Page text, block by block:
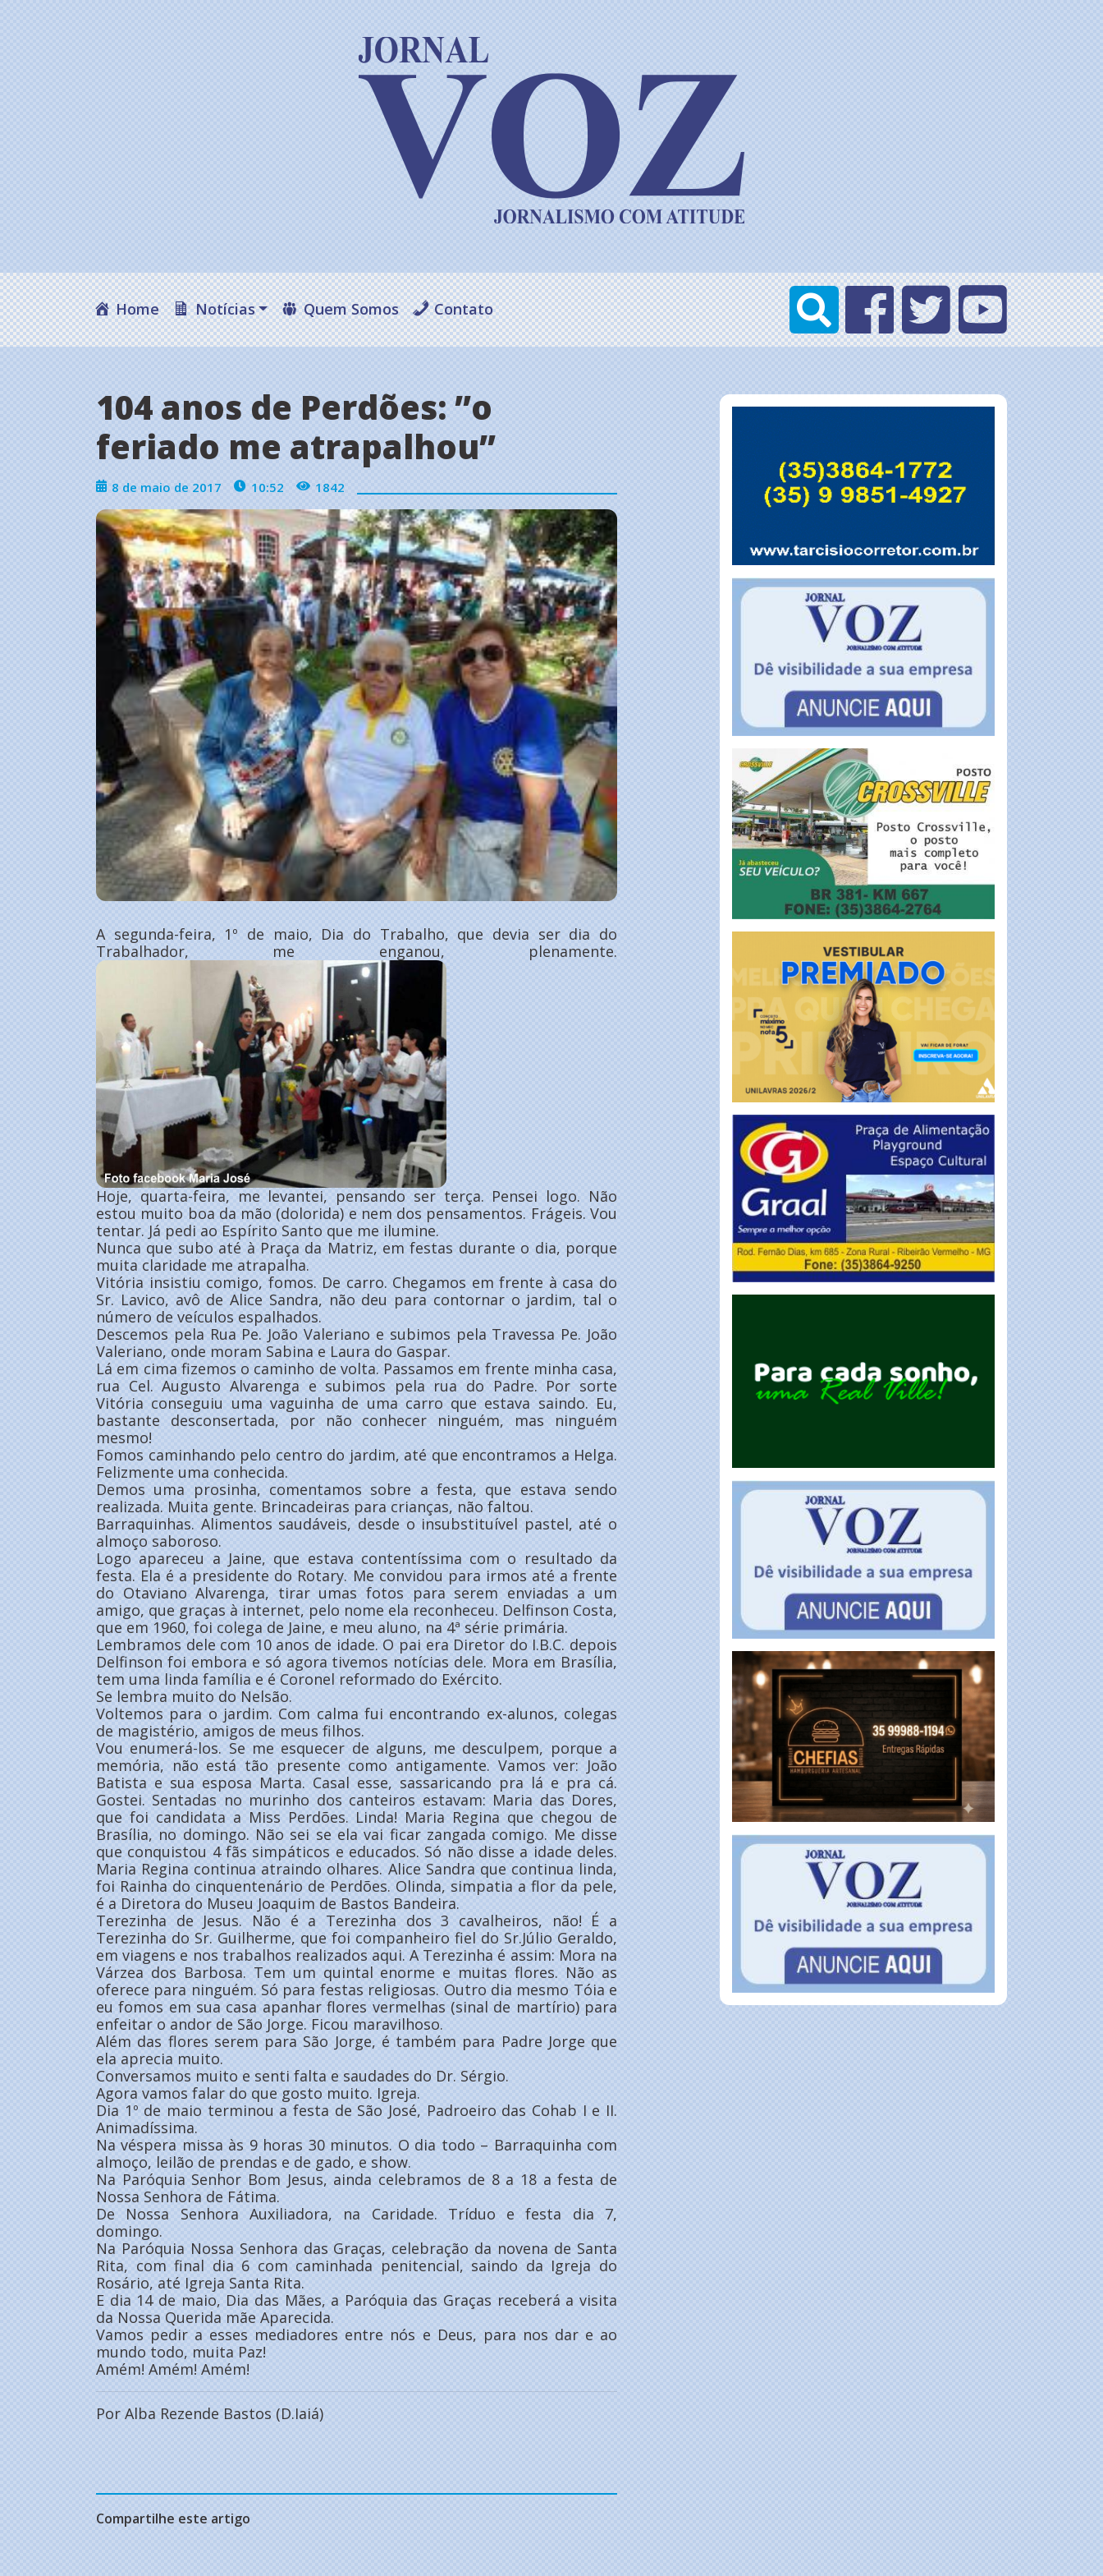
Home Notícias Quem Somos Contato
104 anos de Perdões: ”o
feriado me atrapalhou”
8 de maio de 2017 10:52 1842
A segunda-feira, 1º de maio, Dia do Trabalho, que devia ser dia do
Trabalhador, me enganou, plenamente.
Hoje, quarta-feira, me levantei, pensando ser terça. Pensei logo. Não
estou muito boa da mão (dolorida) e nem dos pensamentos. Frágeis. Vou
tentar. Já pedi ao Espírito Santo que me ilumine.
Nunca que subo até à Praça da Matriz, em festas durante o dia, porque
muita claridade me atrapalha.
Vitória insistiu comigo, fomos. De carro. Chegamos em frente à casa do
Sr. Lavico, avô de Alice Sandra, não deu para contornar o jardim, tal o
número de veículos espalhados.
Descemos pela Rua Pe. João Valeriano e subimos pela Travessa Pe. João
Valeriano, onde moram Sabina e Laura do Gaspar.
Lá em cima fizemos o caminho de volta. Passamos em frente minha casa,
rua Cel. Augusto Alvarenga e subimos pela rua do Padre. Por sorte
Vitória conseguiu uma vaguinha de uma carro que estava saindo. Eu,
bastante desconsertada, por não conhecer ninguém, mas ninguém
mesmo!
Fomos caminhando pelo centro do jardim, até que encontramos a Helga.
Felizmente uma conhecida.
Demos uma prosinha, comentamos sobre a festa, que estava sendo
realizada. Muita gente. Brincadeiras para crianças, não faltou.
Barraquinhas. Alimentos saudáveis, desde o insubstituível pastel, até o
almoço saboroso.
Logo apareceu a Jaine, que estava contentíssima com o resultado da
festa. Ela é a presidente do Rotary. Me convidou para irmos até a frente
do Otaviano Alvarenga, tirar umas fotos para serem enviadas a um
amigo, que graças à internet, pelo nome ela reconheceu. Delfinson Costa,
que em 1960, foi colega de Jaine, e meu aluno, na 4ª série primária.
Lembramos dele com 10 anos de idade. O pai era Diretor do I.B.C. depois
Delfinson foi embora e só agora tivemos notícias dele. Mora em Brasília,
tem uma linda família e é Coronel reformado do Exército.
Se lembra muito do Nelsão.
Voltemos para o jardim. Com calma fui encontrando ex-alunos, colegas
de magistério, amigos de meus filhos.
Vou enumerá-los. Se me esquecer de alguns, me desculpem, porque a
memória, não está tão presente como antigamente. Vamos ver: João
Batista e sua esposa Marta. Casal esse, sassaricando pra lá e pra cá.
Gostei. Sentadas no murinho dos canteiros estavam: Maria das Dores,
que foi candidata a Miss Perdões. Linda! Maria Regina que chegou de
Brasília, no domingo. Não sei se ela vai ficar zangada comigo. Me disse
que conquistou 4 fãs simpáticos e educados. Só não disse a idade deles.
Maria Regina continua atraindo olhares. Alice Sandra que continua linda,
foi Rainha do cinquentenário de Perdões. Olinda, simpatia a flor da pele,
é a Diretora do Museu Joaquim de Bastos Bandeira.
Terezinha de Jesus. Não é a Terezinha dos 3 cavalheiros, não! É a
Terezinha do Sr. Guilherme, que foi companheiro fiel do Sr.Júlio Geraldo,
em viagens e nos trabalhos realizados aqui. A Terezinha é assim: Mora na
Várzea dos Barbosa. Tem um quintal enorme e muitas flores. Não as
oferece para ninguém. Só para festas religiosas. Outro dia mesmo Tóia e
eu fomos em sua casa apanhar flores vermelhas (sinal de martírio) para
enfeitar o andor de São Jorge. Ficou maravilhoso.
Além das flores serem para São Jorge, é também para Padre Jorge que
ela aprecia muito.
Conversamos muito e senti falta e saudades do Dr. Sérgio.
Agora vamos falar do que gosto muito. Igreja.
Dia 1º de maio terminou a festa de São José, Padroeiro das Cohab I e II.
Animadíssima.
Na véspera missa às 9 horas 30 minutos. O dia todo – Barraquinha com
almoço, leilão de prendas e de gado, e show.
Na Paróquia Senhor Bom Jesus, ainda celebramos de 8 a 18 a festa de
Nossa Senhora de Fátima.
De Nossa Senhora Auxiliadora, na Caridade. Tríduo e festa dia 7,
domingo.
Na Paróquia Nossa Senhora das Graças, celebração da novena de Santa
Rita, com final dia 6 com caminhada penitencial, saindo da Igreja do
Rosário, até Igreja Santa Rita.
E dia 14 de maio, Dia das Mães, a Paróquia das Graças receberá a visita
da Nossa Querida mãe Aparecida.
Vamos pedir a esses mediadores entre nós e Deus, para nos dar e ao
mundo todo, muita Paz!
Amém! Amém! Amém!
Por Alba Rezende Bastos (D.Iaiá)
Compartilhe este artigo